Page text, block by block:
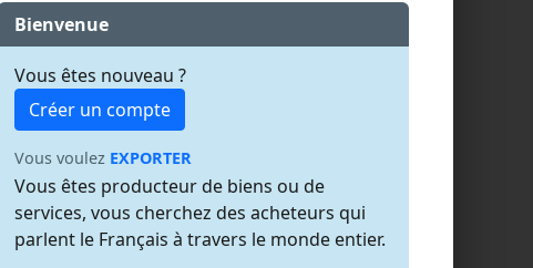
Bienvenue
Vous êtes nouveau ?
Créer un compte
Vous voulez EXPORTER
Vous êtes producteur de biens ou de
services, vous cherchez des acheteurs qui
parlent le Français à travers le monde entier.